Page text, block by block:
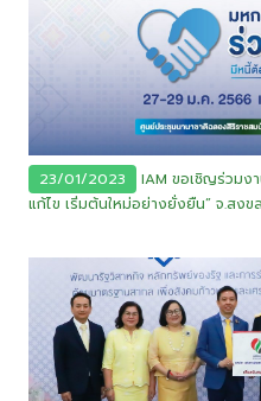
23/01/2023
IAM ขอเชิญร่วมง
แก้ไข เริ่มต้นใหม่อย่างยั่งยืน” จ.สงข